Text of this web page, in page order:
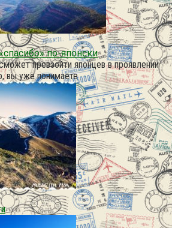
по-японски
превзойти японцев в проявлении
вы уже понимаете